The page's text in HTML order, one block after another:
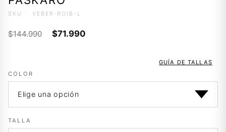
SKU · VEBER-ROIB-L
$144.990
El
$144.990.
$71.990El
$71.990.
GUÍA DE TALLAS
COLOR
TALLA